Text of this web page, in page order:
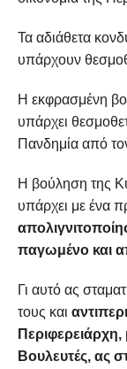
Τα αδιάθετα
υπάρχουν
Η εκφρασμένη
υπάρχει
Πανδημία από
Η βούληση της
υπάρχει με ένα
παγωμένο και
Γι αυτό ας
τους και
Περιφερειάρχη,
Βουλευτές, ας